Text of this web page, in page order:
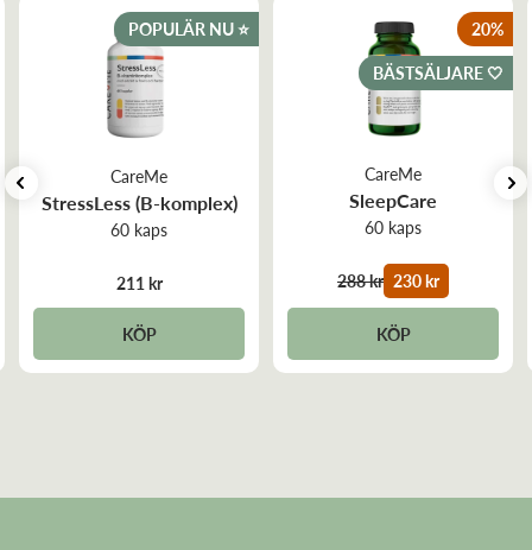
CareMe
StressLess (B-komplex)
60 kaps
211 kr
KÖP
POPULÄR NU ⭐️
CareMe
SleepCare
60 kaps
288 kr 230 kr
KÖP
20%
BÄSTSÄLJARE 🤍